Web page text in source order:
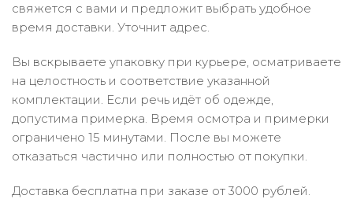
свяжется с вами и предложит выбрать удобное
время доставки. Уточнит адрес.
Вы вскрываете упаковку при курьере, осматриваете
на целостность и соответствие указанной
комплектации. Если речь идёт об одежде,
допустима примерка. Время осмотра и примерки
ограничено 15 минутами. После вы можете
отказаться частично или полностью от покупки.
Доставка бесплатна при заказе от 3000 рублей.